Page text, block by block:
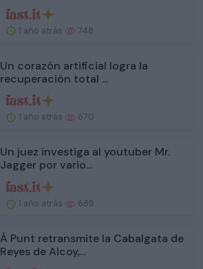
1 año atrás 748
Un corazón artificial logra la
recuperación total ...
1 año atrás 670
Un juez investiga al youtuber Mr.
Jagger por vario...
1 año atrás 689
À Punt retransmite la Cabalgata de
Reyes de Alcoy,...